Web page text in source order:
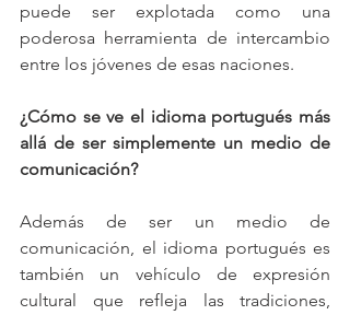
puede ser explotada como una
poderosa herramienta de intercambio
entre los jóvenes de esas naciones.
¿Cómo se ve el idioma portugués más
allá de ser simplemente un medio de
comunicación?
Además de ser un medio de
comunicación, el idioma portugués es
también un vehículo de expresión
cultural que refleja las tradiciones,